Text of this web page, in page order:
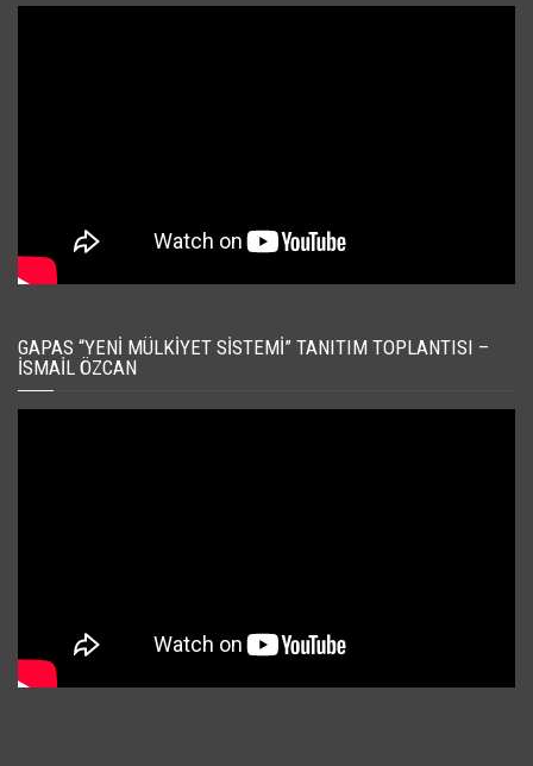
GAPAS “YENI MÜLKIYET SISTEMI” TANITIM TOPLANTISI –
İSMAIL ÖZCAN